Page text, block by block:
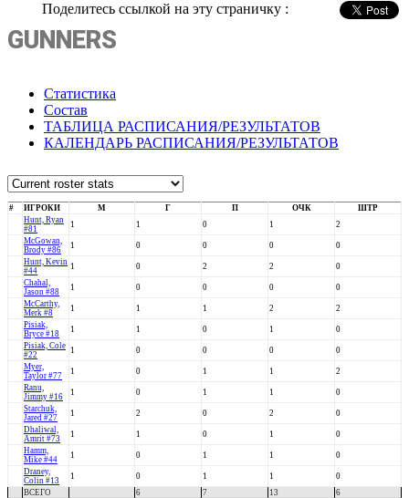
Поделитесь ссылкой на эту страничку :
GUNNERS
Статистика
Состав
ТАБЛИЦА РАСПИСАНИЯ/РЕЗУЛЬТАТОВ
КАЛЕНДАРЬ РАСПИСАНИЯ/РЕЗУЛЬТАТОВ
# ИГРОКИ М Г П ОЧК
ШТР
Hunt, Ryan
#81
1 1 0 1
2
McGowan,
Brody #86
1 0 0 0
0
Hunt, Kevin
#44
1 0 2 2
0
Chahal,
Jason #88
1 0 0 0
0
McCarthy,
Merk #8
1 1 1 2
2
Pisiak,
Bryce #18
1 1 0 1
0
Pisiak, Cole
#22
1 0 0 0
0
Myer,
Taylor #77
1 0 1 1
2
Ranu,
Jimmy #16
1 0 1 1
0
Starchuk,
Jared #27
1 2 0 2
0
Dhaliwal,
Amrit #73
1 1 0 1
0
Hamm,
Mike #44
1 0 1 1
0
Draney,
Colin #13
1 0 1 1
0
ВСЕГО
6 7 13 6